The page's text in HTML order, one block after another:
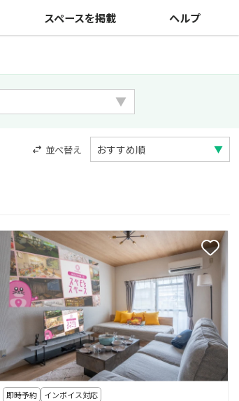
スペースを掲載 ヘルプ
並べ替え
即時予約 インボイス対応